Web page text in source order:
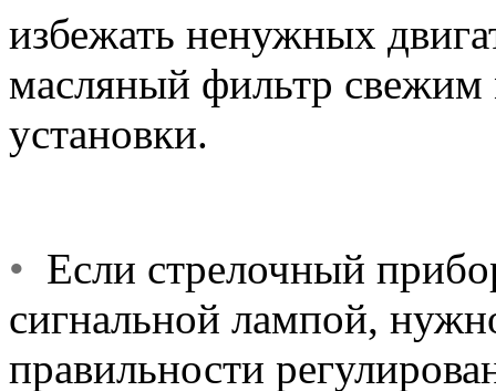
избежать ненужных
масляный фильтр
установки.
• Если стрелочный
сигнальной лампой,
правильности